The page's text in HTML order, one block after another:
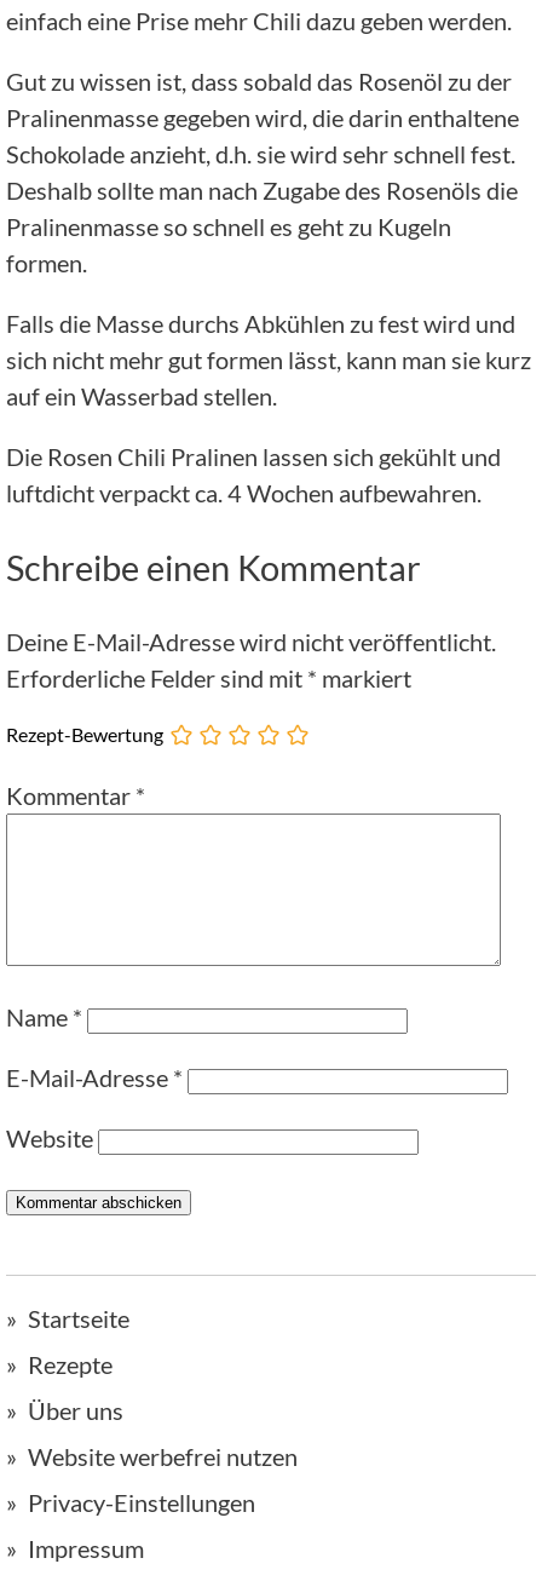
einfach eine Prise mehr Chili dazu geben werden.
Gut zu wissen ist, dass sobald das Rosenöl zu der
Pralinenmasse gegeben wird, die darin enthaltene
Schokolade anzieht, d.h. sie wird sehr schnell fest.
Deshalb sollte man nach Zugabe des Rosenöls die
Pralinenmasse so schnell es geht zu Kugeln
formen.
Falls die Masse durchs Abkühlen zu fest wird und
sich nicht mehr gut formen lässt, kann man sie kurz
auf ein Wasserbad stellen.
Die Rosen Chili Pralinen lassen sich gekühlt und
luftdicht verpackt ca. 4 Wochen aufbewahren.
Schreibe einen Kommentar
Deine E-Mail-Adresse wird nicht veröffentlicht.
Erforderliche Felder sind mit * markiert
Rezept-Bewertung
Kommentar *
Name *
E-Mail-Adresse *
Website
Startseite
Rezepte
Über uns
Website werbefrei nutzen
Privacy-Einstellungen
Impressum